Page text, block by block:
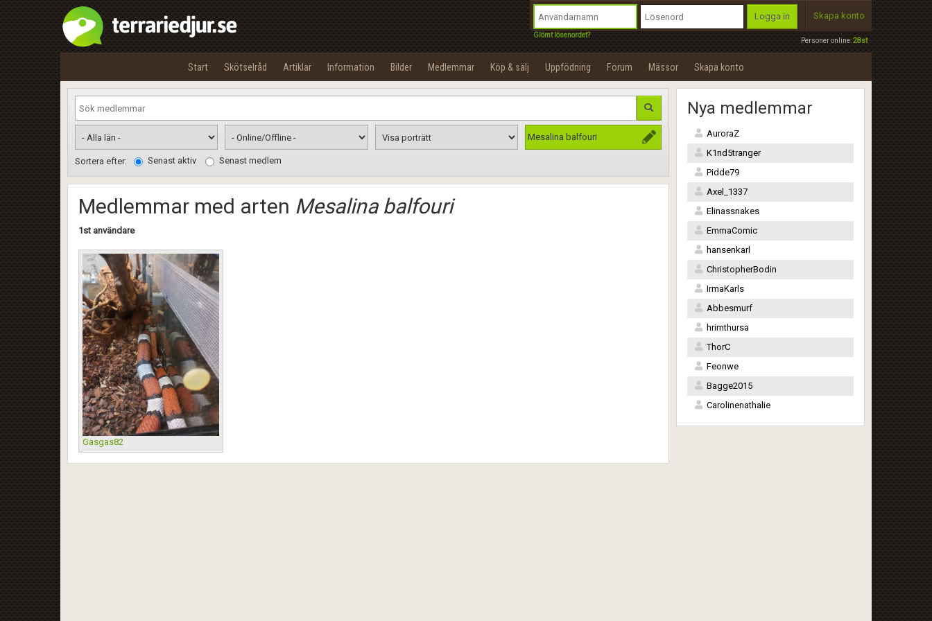
Personer online:28st
Logga in
Glömt lösenordet?
Skapa konto
Start Skötselråd Artiklar Information Bilder Medlemmar Köp & sälj Uppfödning Forum Mässor Skapa konto
Mesalina balfouri
Sortera efter: Senast aktiv Senast medlem
Medlemmar med arten Mesalina balfouri
1st användare
Gasgas82
Nya medlemmar
AuroraZ
K1nd5tranger
Pidde79
Axel_1337
Elinassnakes
EmmaComic
hansenkarl
ChristopherBodin
IrmaKarls
Abbesmurf
hrimthursa
ThorC
Feonwe
Bagge2015
Carolinenathalie
Utför
100%
OK
integritetspolicy
Namn:
Epost:
Användarnamn:
Lösenord:
Terms of Service
Skapa konto
Begär nytt lösenord
Tillbaka till förstasidan